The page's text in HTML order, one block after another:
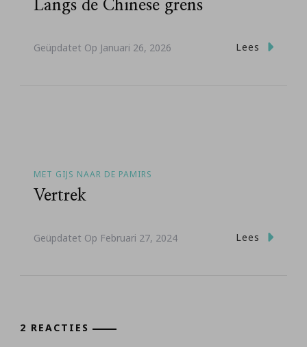
Langs de Chinese grens
Geüpdatet Op Januari 26, 2026 Lees
MET GIJS NAAR DE PAMIRS
Vertrek
Geüpdatet Op Februari 27, 2024 Lees
2 REACTIES